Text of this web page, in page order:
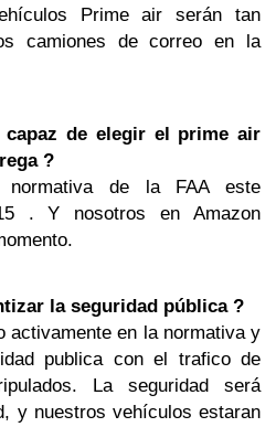
Prime air serán tan
camiones de correo en la
de elegir el prime air
?
de la FAA este
. Y nosotros en Amazon
la seguridad pública ?
activamente en la normativa y
publica con el trafico de
La seguridad será
y nuestros vehículos estaran